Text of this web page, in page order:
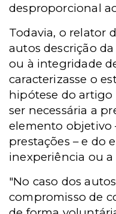
desproporcional
Todavia, o relator
autos descrição
ou à integridade
caracterizasse o
hipótese do artigo
ser necessária a
elemento objetivo
prestações – e do
inexperiência ou
"No caso dos
compromisso de